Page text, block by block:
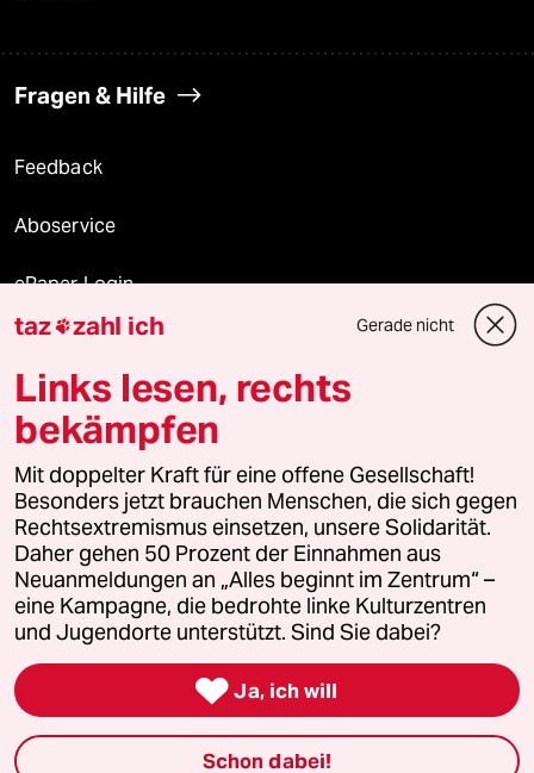
Fragen & Hilfe
Feedback
Aboservice
ePaper Login
Downloads für Abonnierende
© 2026 taz Verlags und Vertriebs GmbH
Alle Rechte vorbehalten. Bei rechtlichen Fragen oder für Genehmigungen
wenden Sie sich bitte an
lizenzen@taz.de
Feedback Redaktionsstatut Kommune-Richtlinien
Leitlinie Informant Datenschutz Impressum AGB
Seitenwende Einwilligungen widerrufen (Ads)
taz zahl ich Gerade nicht
Links lesen, rechts
bekämpfen
Mit doppelter Kraft für eine offene Gesellschaft!
Besonders jetzt brauchen Menschen, die sich gegen
Rechtsextremismus einsetzen, unsere Solidarität.
Daher gehen 50 Prozent der Einnahmen aus
Neuanmeldungen an „Alles beginnt im Zentrum“ –
eine Kampagne, die bedrohte linke Kulturzentren
und Jugendorte unterstützt. Sind Sie dabei?
 Ja, ich will
Schon dabei!